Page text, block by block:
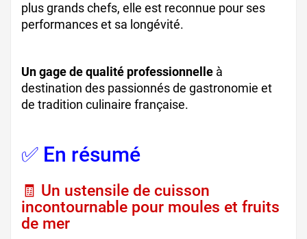
plus grands chefs, elle est reconnue pour ses
performances et sa longévité.
Un gage de qualité professionnelle à
destination des passionnés de gastronomie et
de tradition culinaire française.
✅ En résumé
🧾 Un ustensile de cuisson
incontournable pour moules et fruits
de mer